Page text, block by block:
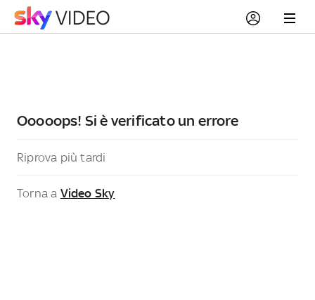
Ooooops! Si è verificato un errore
Riprova più tardi
Torna a Video Sky